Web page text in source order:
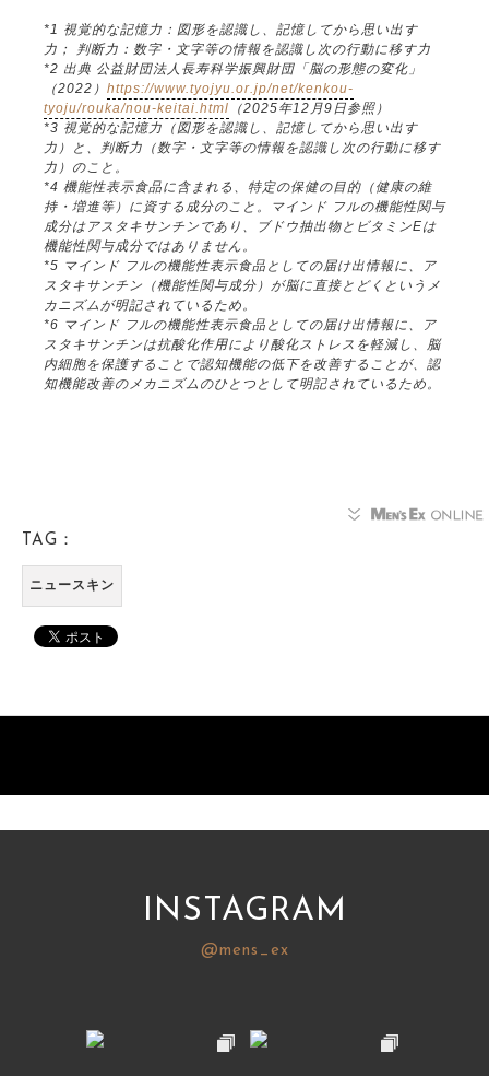
*1 視覚的な記憶力：図形を認識し、記憶してから思い出す
力； 判断力：数字・文字等の情報を認識し次の行動に移す力
*2 出典 公益財団法人長寿科学振興財団「脳の形態の変化」
（2022） https://www.tyojyu.or.jp/net/kenkou-
tyoju/rouka/nou-keitai.html （2025年12月9日参照）
*3 視覚的な記憶力（図形を認識し、記憶してから思い出す
力）と、判断力（数字・文字等の情報を認識し次の行動に移す
力）のこと。
*4 機能性表示食品に含まれる、特定の保健の目的（健康の維
持・増進等）に資する成分のこと。マインド フルの機能性関与
成分はアスタキサンチンであり、ブドウ抽出物とビタミンEは
機能性関与成分ではありません。
*5 マインド フルの機能性表示食品としての届け出情報に、ア
スタキサンチン（機能性関与成分）が脳に直接とどくというメ
カニズムが明記されているため。
*6 マインド フルの機能性表示食品としての届け出情報に、ア
スタキサンチンは抗酸化作用により酸化ストレスを軽減し、脳
内細胞を保護することで認知機能の低下を改善することが、認
知機能改善のメカニズムのひとつとして明記されているため。
TAG：
ニュースキン
INSTAGRAM
@mens_ex